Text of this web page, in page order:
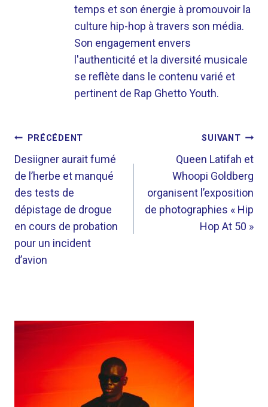
temps et son énergie à promouvoir la
culture hip-hop à travers son média.
Son engagement envers
l'authenticité et la diversité musicale
se reflète dans le contenu varié et
pertinent de Rap Ghetto Youth.
NAVIGATION
DE
L’ARTICLE
PRÉCÉDENT
Desiigner aurait fumé
de l’herbe et manqué
des tests de
dépistage de drogue
en cours de probation
pour un incident
d’avion
SUIVANT
Queen Latifah et
Whoopi Goldberg
organisent l’exposition
de photographies « Hip
Hop At 50 »